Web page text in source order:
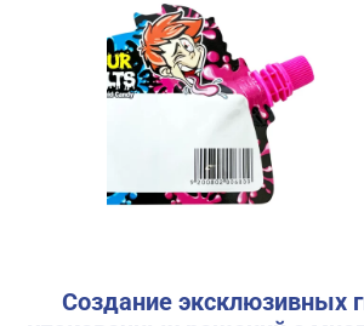
Создание эксклюзивных